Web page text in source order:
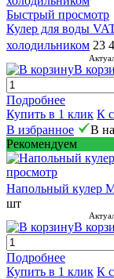
Быстрый просмотр
Кулер для воды
холодильником 23
В
Подробнее
Купить в 1 клик К
В избранное
В
Рекомендуем
просмотр
Напольный кулер
шт
В
Подробнее
Купить в 1 клик К